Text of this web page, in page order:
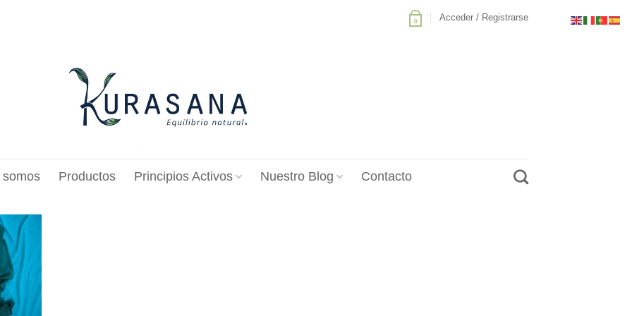
0 Acceder / Registrarse
somos Productos Principios Activos Nuestro Blog Contacto